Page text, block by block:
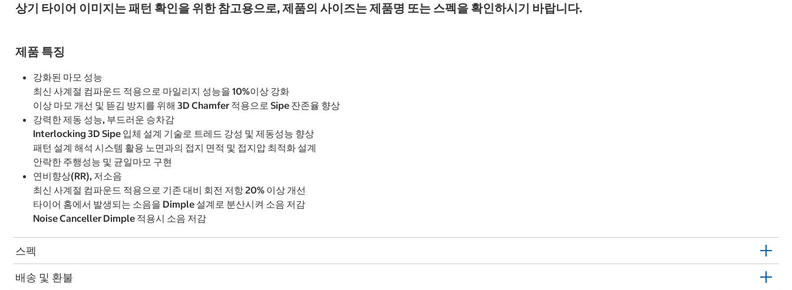
상기 타이어 이미지는 패턴 확인을 위한 참고용으로, 제품의 사이즈는 제품명 또는 스펙을 확인하시기 바랍니다.
제품 특징
강화된 마모 성능
최신 사계절 컴파운드 적용으로 마일리지 성능을 10%이상 강화
이상 마모 개선 및 뜯김 방지를 위해 3D Chamfer 적용으로 Sipe 잔존율 향상
강력한 제동 성능, 부드러운 승차감
Interlocking 3D Sipe 입체 설계 기술로 트레드 강성 및 제동성능 향상
패턴 설계 해석 시스템 활용 노면과의 접지 면적 및 접지압 최적화 설계
안락한 주행성능 및 균일마모 구현
연비향상(RR), 저소음
최신 사계절 컴파운드 적용으로 기존 대비 회전 저항 20% 이상 개선
타이어 홈에서 발생되는 소음을 Dimple 설계로 분산시켜 소음 저감
Noise Canceller Dimple 적용시 소음 저감
스펙
배송 및 환불